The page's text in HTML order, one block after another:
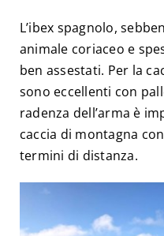
L’ibex spagnolo,
animale coriaceo e
ben assestati. Per la
sono eccellenti con
radenza dell’arma è
caccia di montagna
termini di distanza.